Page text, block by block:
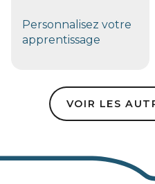
Personnalisez votre
apprentissage
VOIR LES